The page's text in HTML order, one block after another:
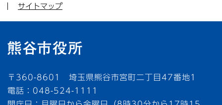
サイトマップ
〒360-8601 埼玉県熊谷市宮町二丁目47番地1
電話：048-524-1111